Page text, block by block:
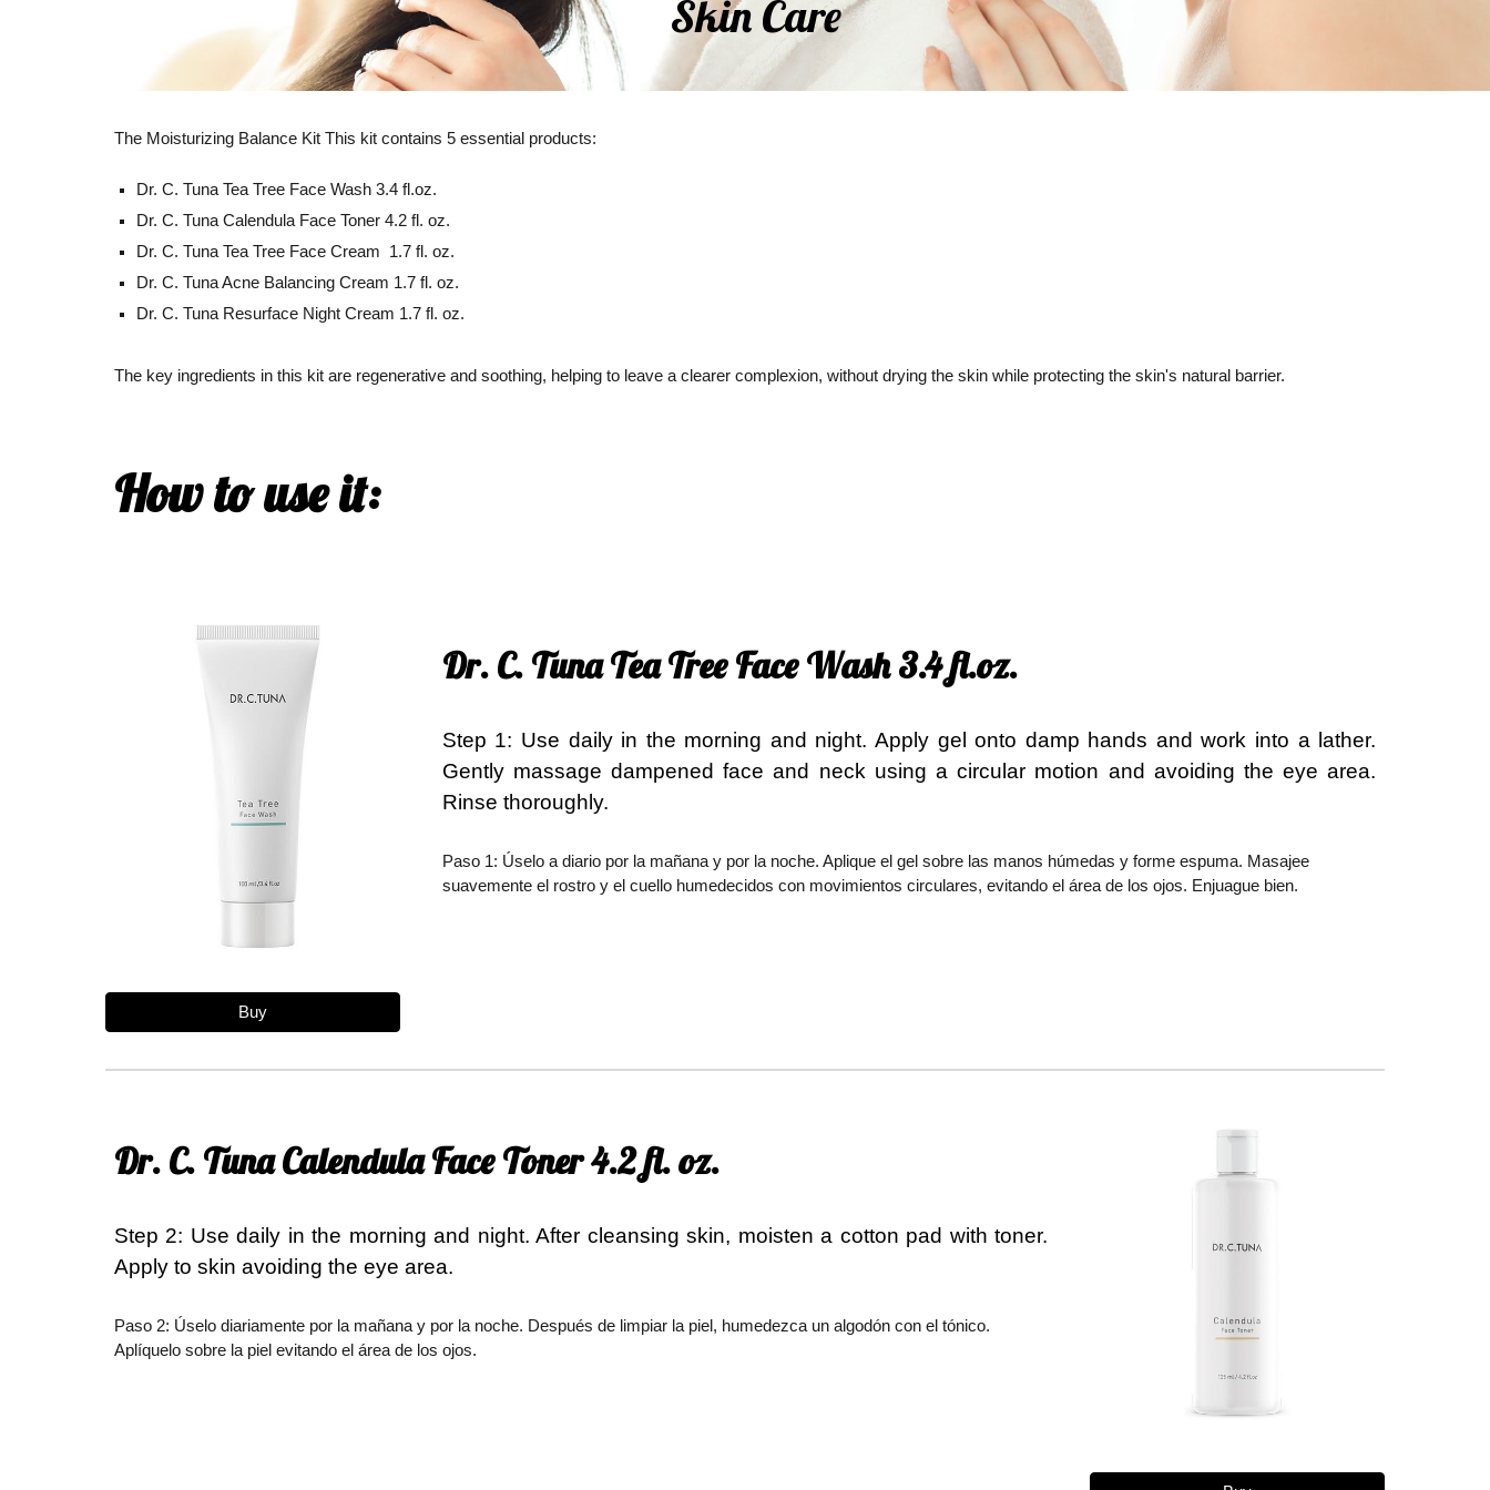
Skin Care
TheMoisturizing Balance KitThis kit contains 5essential products:
Dr. C. Tuna Tea Tree Face Wash 3.4 fl.oz.
Dr. C. Tuna Calendula Face Toner 4.2 fl. oz.
Dr. C. Tuna Tea Tree Face Cream 1.7 fl. oz.
Dr. C. Tuna Acne Balancing Cream 1.7 fl. oz.
Dr. C. Tuna Resurface Night Cream 1.7 fl. oz.
The key ingredients in this kit are regenerative and soothing, helping to leave a clearer complexion, without drying the skin while protecting the skin's natural barrier.
How to use it:
Buy
Dr. C. Tuna Tea Tree Face Wash 3.4 fl.oz.
Step 1: Use daily in the morning and night. Apply gel onto damp hands and work into a lather.
Gently massage dampened face and neck using a circular motion and avoiding the eye area.
Rinse thoroughly.
Paso 1: Úselo a diario por la mañana y por la noche. Aplique el gel sobre las manos húmedas y forme espuma. Masajee
suavemente el rostro y el cuello humedecidos con movimientos circulares, evitando el área de los ojos. Enjuague bien.
Dr. C. Tuna Calendula Face Toner 4.2 fl. oz.
Step 2: Use daily in the morning and night. After cleansing skin, moisten a cotton pad with toner.
Apply to skin avoiding the eye area.
Paso 2: Úselo diariamente por la mañana y por la noche. Después de limpiar la piel, humedezca un algodón con el tónico.
Aplíquelo sobre la piel evitando el área de los ojos.